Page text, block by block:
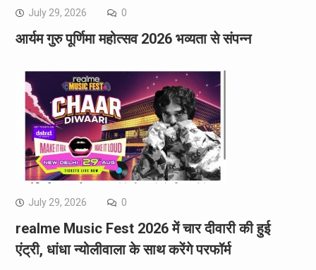
July 29, 2026 0
आर्यम गुरु पूर्णिमा महोत्सव 2026 भव्यता से संपन्न
July 29, 2026 0
realme Music Fest 2026 में चार दीवारी की हुई
एंट्री, धांधा न्योलीवाला के साथ करेंगे परफॉर्म